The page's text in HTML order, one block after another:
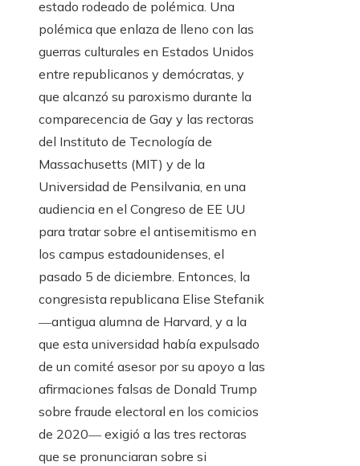
estado rodeado de polémica. Una
polémica que enlaza de lleno con las
guerras culturales en Estados Unidos
entre republicanos y demócratas, y
que alcanzó su paroxismo durante la
comparecencia de Gay y las rectoras
del Instituto de Tecnología de
Massachusetts (MIT) y de la
Universidad de Pensilvania, en una
audiencia en el Congreso de EE UU
para tratar sobre el antisemitismo en
los campus estadounidenses, el
pasado 5 de diciembre. Entonces, la
congresista republicana Elise Stefanik
―antigua alumna de Harvard, y a la
que esta universidad había expulsado
de un comité asesor por su apoyo a las
afirmaciones falsas de Donald Trump
sobre fraude electoral en los comicios
de 2020― exigió a las tres rectoras
que se pronunciaran sobre si